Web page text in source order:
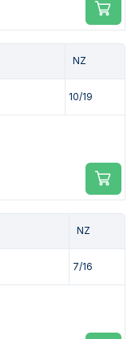
NZ
10/19
NZ
7/16